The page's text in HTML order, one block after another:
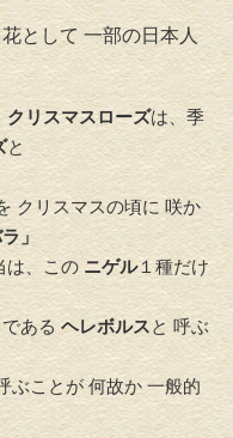
として 一部の日本人
クリスマスローズは、季
と
クリスマスの頃に 咲か
」
は、この ニゲル１種だけ
ある ヘレボルスと 呼ぶ
ぶことが 何故か 一般的